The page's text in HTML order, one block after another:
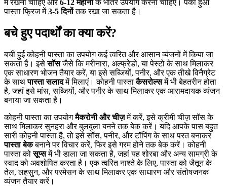
में रखना चाहिए और6-12 महीनोंके भीतर उपयोग करना चाहिए। पका हुआ
पास्ता फ्रिज में3-5 दिनोंतक रखा जा सकता है।
बचे हुए पदार्थों का क्या करें?
बची हुई कोहनी पास्ता का उपयोग कई त्वरित और आसान व्यंजनों में किया जा
सकता है। इसेसॉसजैसे कि मरीनारा, अल्फ्रेडो, या पेस्टो के साथ मिलाकर
एक साधारण भोजन तैयार करें, या इसे सब्जियों, पनीर, और एक तीखे विनैग्रेट
के साथपास्ता सलादमें मिलाएं। कोहनी पास्ताकैसरोल्समें भी बेहतरीन होता
है, जहां इसे मांस, सब्जियों, और पनीर के साथ मिलाकर एक आरामदायक व्यंजन
बनाया जा सकता है।
कोहनी पास्ता का उपयोगमैकरोनी और चीज़में करें, इसे क्रीमी चीज़ सॉस के
साथ मिलाकर सुनहरा और बुलबुला बनने तक बेक करें। यदि आपके पास बहुत
सारी कोहनी पास्ता है, तो इसे सॉस, पनीर, और टॉपिंग के साथ परत बनाकर
पास्ता बेकबनाने पर विचार करें, फिर इसे गरम होने तक बेक करें। कोहनी
पास्ता कोसूप्समें भी डाला जा सकता है, जहां यह शोरबा और अन्य सामग्री के
स्वाद को अवशोषित करता है। एक त्वरित नाश्ते के लिए, पास्ता को जैतून के
तेल, लहसुन, और परमेसन के साथ मिलाकर एक साधारण और संतोषजनक
व्यंजन तैयार करें।